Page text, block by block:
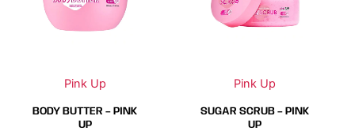
Pink Up
variantes.
Las
pueden
elegir
en
BODY BUTTER – PINK
UP
variantes.
Las
pueden
elegir
Pink Up
variantes.
Las
pueden
elegir
en
SUGAR SCRUB – PINK
UP
variantes.
Las
pueden
elegir